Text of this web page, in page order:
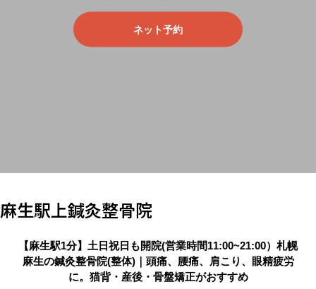
ネット予約
麻生駅上鍼灸整骨院
【麻生駅1分】土日祝日も開院(営業時間11:00~21:00）札幌
麻生の鍼灸整骨院(整体)｜頭痛、腰痛、肩こり、眼精疲労
に。猫背・産後・骨盤矯正がおすすめ